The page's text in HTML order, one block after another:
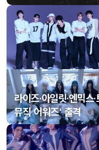
라이즈·아일릿·엔믹
뮤직 어워즈' 출격